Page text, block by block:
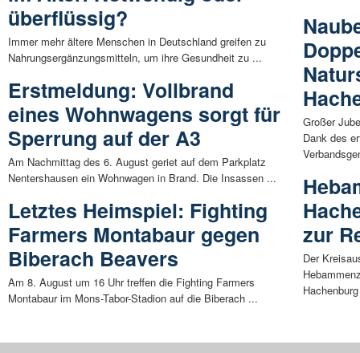
überflüssig?
Immer mehr ältere Menschen in Deutschland greifen zu
Nahrungsergänzungsmitteln, um ihre Gesundheit zu ...
Erstmeldung: Vollbrand
eines Wohnwagens sorgt für
Sperrung auf der A3
Am Nachmittag des 6. August geriet auf dem Parkplatz
Nentershausen ein Wohnwagen in Brand. Die Insassen ...
Letztes Heimspiel: Fighting
Farmers Montabaur gegen
Biberach Beavers
Am 8. August um 16 Uhr treffen die Fighting Farmers
Montabaur im Mons-Tabor-Stadion auf die Biberach ...
Großer
Dank des
zur
Der